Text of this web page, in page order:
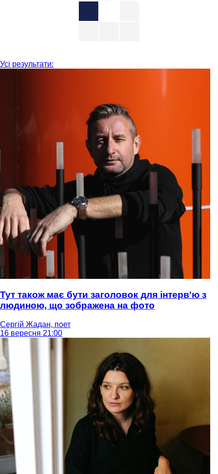
Усі результати:
Тут також має бути заголовок для інтерв'ю з
людиною, що зображена на фото
Сергій Жадан, поет
16 вересня 21:00